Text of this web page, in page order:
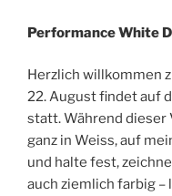
Performance White
Herzlich willkommen
22. August findet auf
statt. Während dieser
ganz in Weiss, auf
und halte fest,
auch ziemlich farbig –